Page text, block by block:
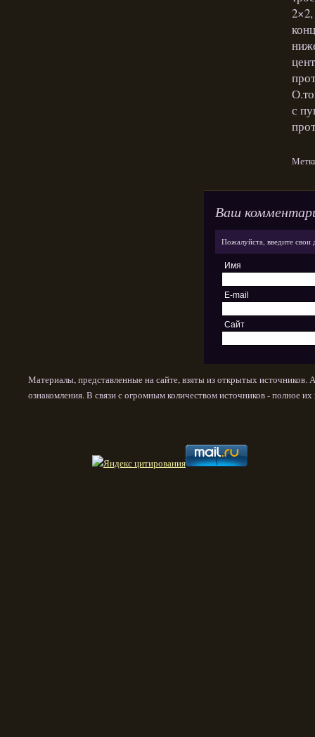
с
Ваш
Пожалуйста, введите
Имя
E-mail
Сайт
Материалы, представленные на сайте, взяты из открытых
ознакомления. В связи с огромным количеством источников - полное